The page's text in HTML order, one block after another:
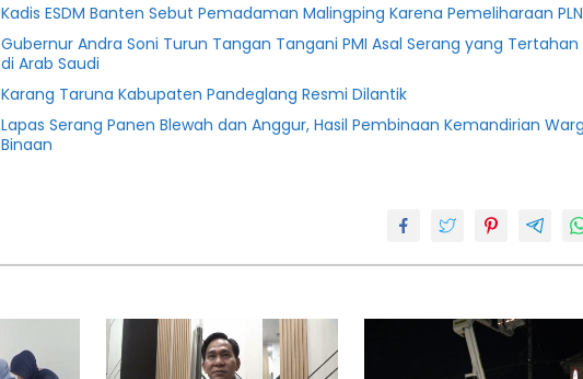
Kadis ESDM Banten Sebut Pemadaman Malingping Karena Pemeliharaan PLN
Gubernur Andra Soni Turun Tangan Tangani PMI Asal Serang yang Tertahan
di Arab Saudi
Karang Taruna Kabupaten Pandeglang Resmi Dilantik
Lapas Serang Panen Blewah dan Anggur, Hasil Pembinaan Kemandirian
Binaan
IPDMIP